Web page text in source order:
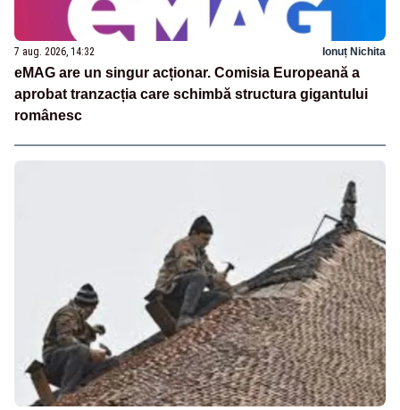
7 aug. 2026, 14:32 Ionuț Nichita
eMAG are un singur acționar. Comisia Europeană a
aprobat tranzacția care schimbă structura gigantului
românesc